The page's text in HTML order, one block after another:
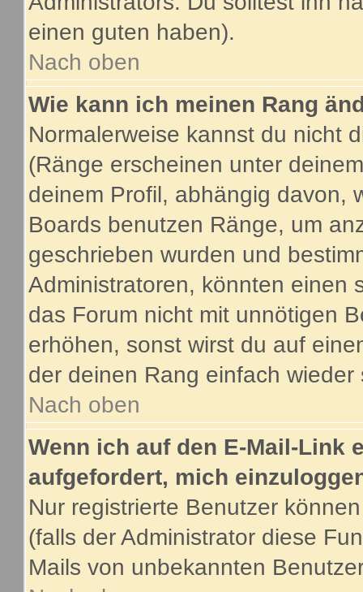
einen guten haben).
Nach oben
Wie kann ich meinen Rang
Normalerweise kannst du nicht
(Ränge erscheinen unter
deinem Profil, abhängig davon,
Boards benutzen Ränge, um
geschrieben wurden und
Administratoren, könnten einen
das Forum nicht mit unnötigen
erhöhen, sonst wirst du auf
der deinen Rang einfach wieder
Nach oben
Wenn ich auf den E-Mail-Link
aufgefordert, mich
Nur registrierte Benutzer
(falls der Administrator diese
Mails von unbekannten